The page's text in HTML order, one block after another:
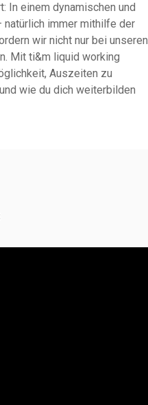
In einem dynamischen und
immer mithilfe der
wir nicht nur bei unseren
Mit ti&m liquid working
Auszeiten zu
wie du dich weiterbilden